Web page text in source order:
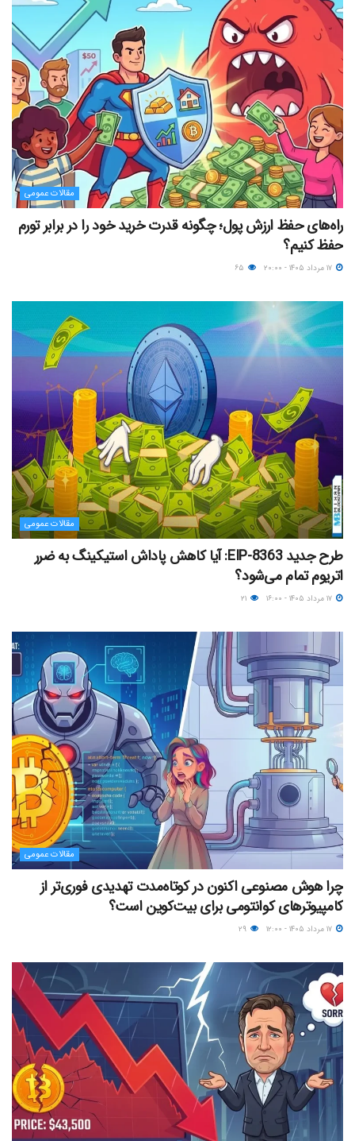
مقالات عمومی
راه‌های حفظ ارزش پول؛ چگونه قدرت خرید خود را در برابر تورم
حفظ کنیم؟
مقالات عمومی
طرح جدید EIP-8363: آیا کاهش پاداش استیکینگ به ضرر
اتریوم تمام می‌شود؟
مقالات عمومی
چرا هوش مصنوعی اکنون در کوتاه‌مدت تهدیدی فوری‌تر از
کامپیوترهای کوانتومی برای بیت‌کوین است؟